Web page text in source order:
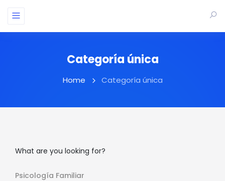
Categoría única
Home Categoría única
What are you looking for?
Psicología Familiar